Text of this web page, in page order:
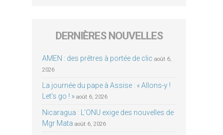
DERNIÈRES NOUVELLES
AMEN : des prêtres à portée de clic août 6,
2026
La journée du pape à Assise : « Allons-y !
Let’s go ! » août 6, 2026
Nicaragua : L’ONU exige des nouvelles de
Mgr Mata août 6, 2026